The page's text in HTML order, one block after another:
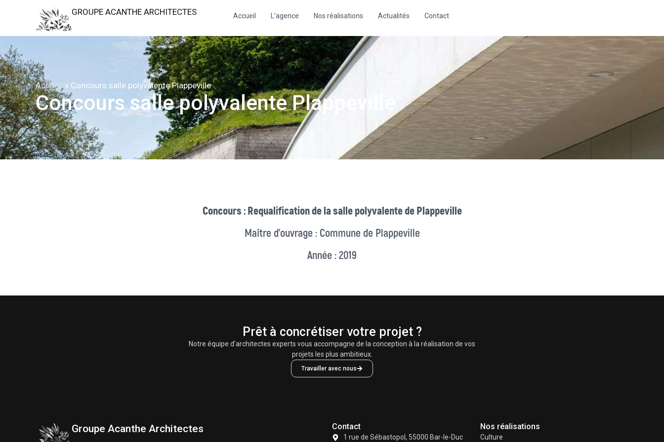
GROUPE ACANTHE ARCHITECTES Accueil L’agence Nos réalisations Actualités Contact
Accueil» Concours salle polyvalente Plappeville
Concours salle polyvalente Plappeville
Concours : Requalification de la salle polyvalente de Plappeville
Maître d’ouvrage : Commune de Plappeville
Année : 2019
Prêt à concrétiser votre projet ?
Notre équipe d’architectes experts vous accompagne de la conception à la réalisation de vos
projets les plus ambitieux.
Travailler avec nous
Groupe Acanthe Architectes Contact
1 rue de Sébastopol, 55000 Bar-le-Duc
Nos réalisations
Culture